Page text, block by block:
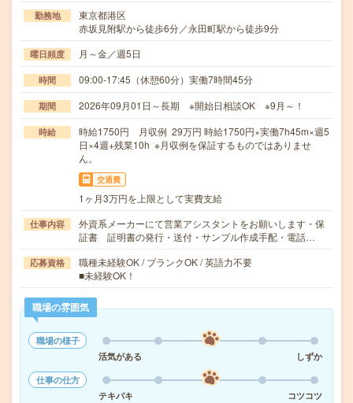
勤務地
東京都港区
赤坂見附駅から徒歩6分／永田町駅から徒歩9分
曜日頻度 月～金／週5日
時間 09:00-17:45（休憩60分）実働7時間45分
期間 2026年09月01日～長期 ※開始日相談OK ※9月～！
時給
時給1750円 月収例 29万円 時給1750円×実働7h45m×週5
日×4週+残業10h ※月収例を保証するものではありませ
ん。
交通費
1ヶ月3万円を上限として実費支給
仕事内容
外資系メーカーにて営業アシスタントをお願いします・保
証書 証明書の発行・送付・サンプル作成手配・電話…
応募資格
職種未経験OK / ブランクOK / 英語力不要
■未経験OK！
職場の雰囲気
職場の様子
活気がある
しずか
仕事の仕方
テキパキ
コツコツ